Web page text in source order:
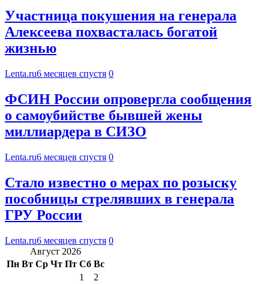
Участница покушения на генерала
Алексеева похвасталась богатой
жизнью
Lenta.ru6 месяцев спустя 0
ФСИН России опровергла сообщения
о самоубийстве бывшей жены
миллиардера в СИЗО
Lenta.ru6 месяцев спустя 0
Стало известно о мерах по розыску
пособницы стрелявших в генерала
ГРУ России
Lenta.ru6 месяцев спустя 0
Август 2026
Пн Вт Ср Чт Пт Сб Вс
1
2